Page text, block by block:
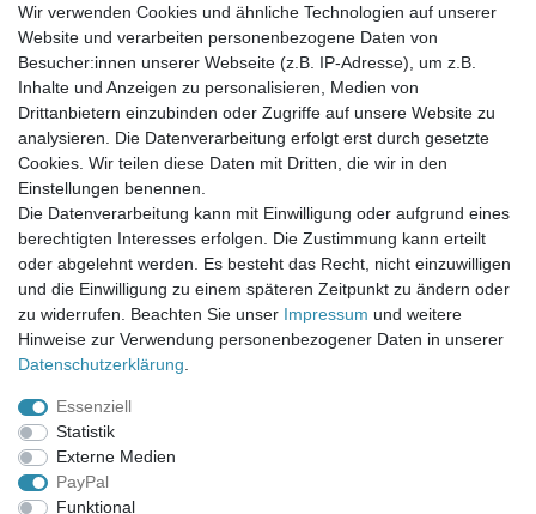
Newsletter-Anmeldung
FAQ / Fragen
Mein Warenkorb
Mein Merkzettel
Mein Konto
UNSER LADENGESCHÄFT
Gottlieb-Daimler-Str. 10
33334 Gütersloh
ÖFFNUNGSZEITEN
Montag - Dienstag: 8.00 - 18.00 Uhr, Mittwoch Ruhetag,
Donnerstag: 8.00 - 18.00 Uhr, Freitag 8.00 - 14.00 Uhr
KUNDENSERVICE
Telefon: (05241) 403 22 38
E-Mail: info@stoffamstueck.de
Wir verwenden Cookies und ähnliche Technologien auf unserer
Website und verarbeiten personenbezogene Daten von
Besucher:innen unserer Webseite (z.B. IP-Adresse), um z.B.
Inhalte und Anzeigen zu personalisieren, Medien von
Drittanbietern einzubinden oder Zugriffe auf unsere Website zu
analysieren. Die Datenverarbeitung erfolgt erst durch gesetzte
Cookies. Wir teilen diese Daten mit Dritten, die wir in den
Einstellungen benennen.
Die Datenverarbeitung kann mit Einwilligung oder aufgrund eines
berechtigten Interesses erfolgen. Die Zustimmung kann erteilt
oder abgelehnt werden. Es besteht das Recht, nicht einzuwilligen
und die Einwilligung zu einem späteren Zeitpunkt zu ändern oder
zu widerrufen. Beachten Sie unser Impressum und weitere
Hinweise zur Verwendung personenbezogener Daten in unserer
Daten­schutz­erklärung
Essenziell
Statistik
Externe Medien
PayPal
Funktional